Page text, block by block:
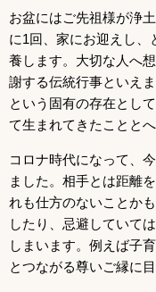
お盆にはご先祖様が浄
に1回、家にお迎えし
養します。大切な人へ
謝する伝統行事といえ
という固有の存在とし
て生まれてきたことと
コロナ時代になって、
ました。相手とは距離
れも仕方のないことか
したり、忌避していて
しまいます。例えば子
とつながる尊いご縁に